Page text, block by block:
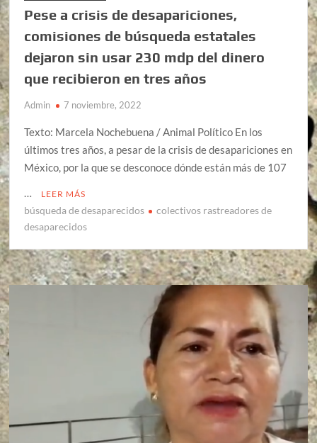
Pese a crisis de desapariciones,
comisiones de búsqueda estatales
dejaron sin usar 230 mdp del dinero
que recibieron en tres años
Admin 7 noviembre, 2022
Texto: Marcela Nochebuena / Animal Político En los
últimos tres años, a pesar de la crisis de desapariciones en
México, por la que se desconoce dónde están más de 107
…
LEER MÁS
búsqueda de desaparecidos
colectivos rastreadores de
desaparecidos